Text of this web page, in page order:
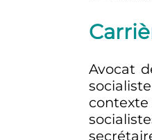
Avocat